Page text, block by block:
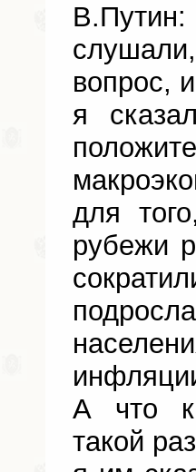
вопрос,
я
для
рубежи
А что
такой